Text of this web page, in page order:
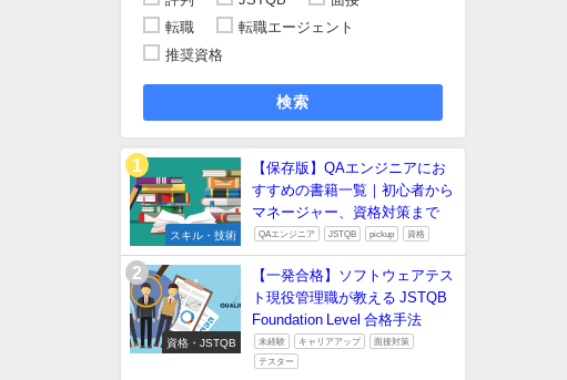
転職
転職エージェント
推奨資格
検索
スキル・技術
【保存版】QAエンジニアにお
すすめの書籍一覧｜初心者から
マネージャー、資格対策まで
QAエンジニア JSTQB pickup 資格
資格・JSTQB
【一発合格】ソフトウェアテス
ト現役管理職が教える JSTQB
Foundation Level 合格手法
未経験 キャリアアップ 面接対策
テスター